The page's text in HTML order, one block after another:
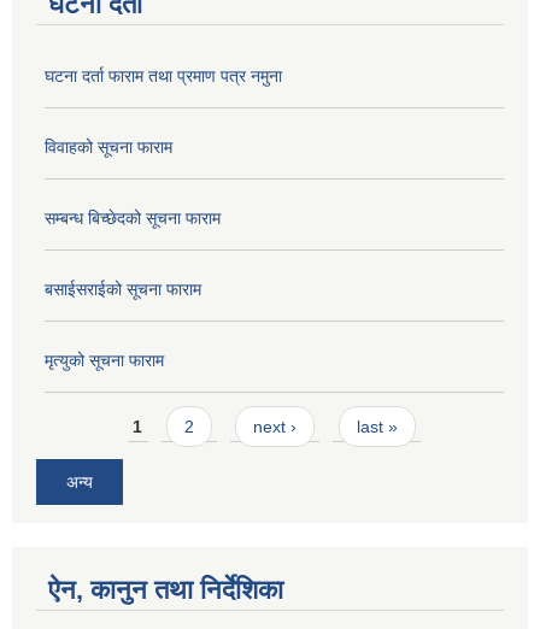
घटना दर्ता फाराम तथा प्रमाण पत्र नमुना
विवाहको सूचना फाराम
सम्बन्ध बिच्छेदको सूचना फाराम
बसाईसराईको सूचना फाराम
मृत्युको सूचना फाराम
Pages1 2 next › last »
अन्य
ऐन, कानुन तथा निर्देशिका